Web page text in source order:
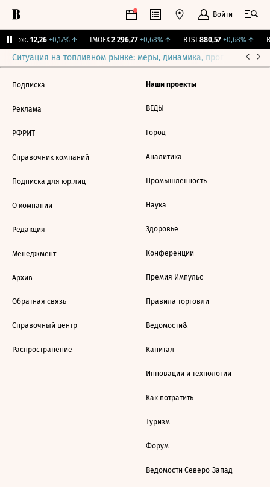
Войти
Бирж. 12,26 +0,17%↑ IMOEX 2 296,77 +0,68%↑ RTSI 880,57 +0,68%↑
Ситуация на топливном рынке: меры, динамика, прогнозы
Подписка
Реклама
РФРИТ
Справочник компаний
Подписка для юр.лиц
О компании
Редакция
Менеджмент
Архив
Обратная связь
Справочный центр
Распространение
Наши проекты
ВЕДЫ
Город
Аналитика
Промышленность
Наука
Здоровье
Конференции
Премия Импульс
Правила торговли
Ведомости&
Капитал
Инновации и технологии
Как потратить
Туризм
Форум
Ведомости Северо-Запад